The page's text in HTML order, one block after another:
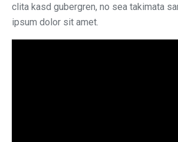
clita kasd gubergren, no sea takimata
ipsum dolor sit amet.